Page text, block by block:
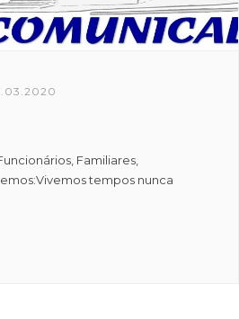
Familiares,
tempos nunca